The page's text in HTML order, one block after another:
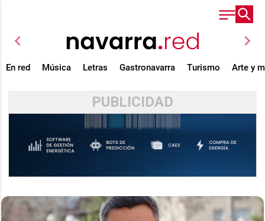
chevron_left chevron_right
En red Música Letras Gastronavarra Turismo Arte y
PUBLICIDAD